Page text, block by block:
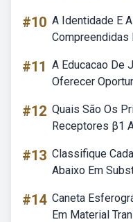
#10 A Identidade E
Compreendidas
#11 A Educacao De
Oferecer
#12 Quais São Os
Receptores β1
#13 Classifique
Abaixo Em
#14 Caneta
Em Material